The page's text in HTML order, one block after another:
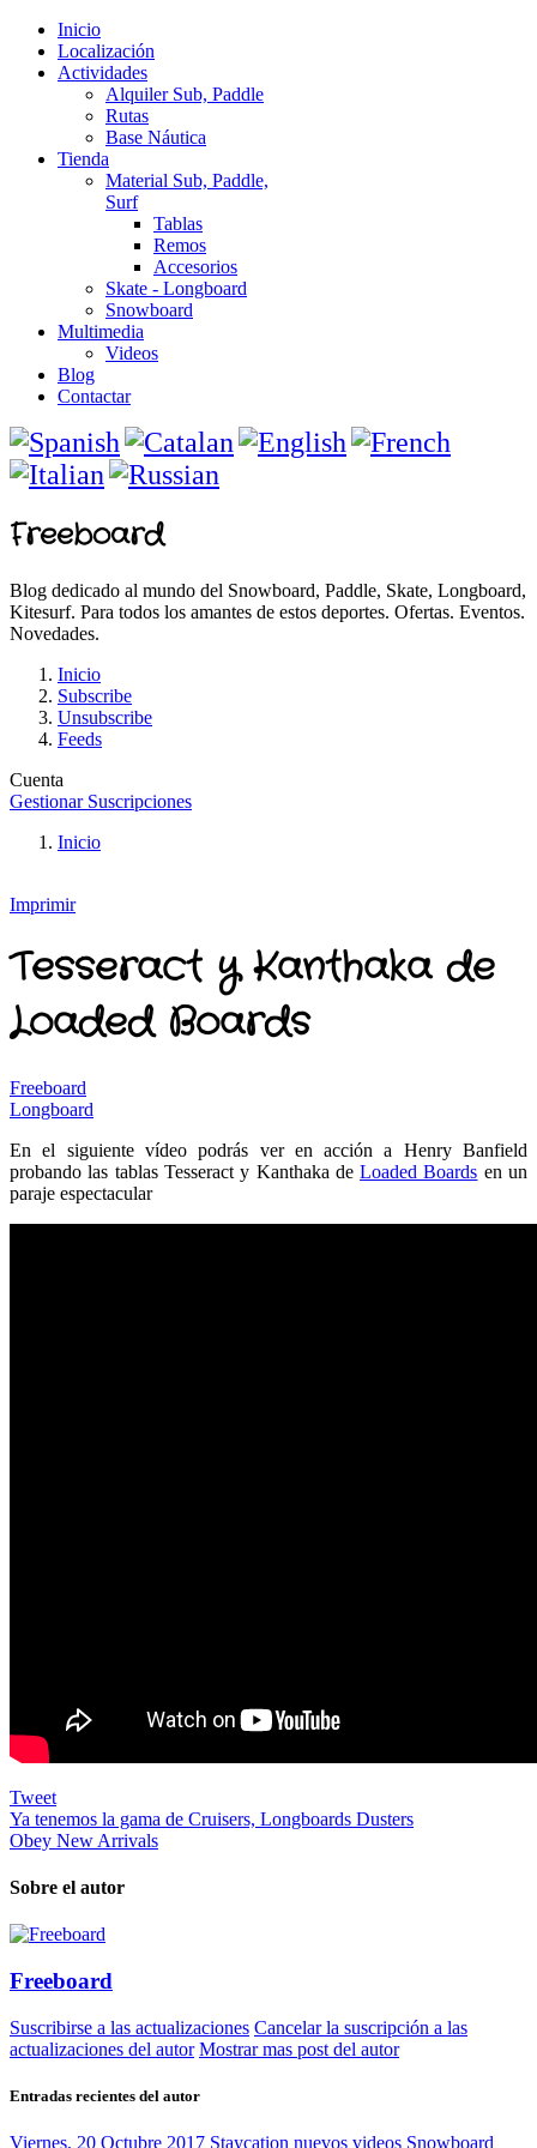
Inicio
Localización
Actividades
Alquiler Sub, Paddle
Rutas
Base Náutica
Tienda
Material Sub, Paddle,
Surf
Tablas
Remos
Accesorios
Skate - Longboard
Snowboard
Multimedia
Videos
Blog
Contactar
Freeboard
Blog dedicado al mundo del Snowboard, Paddle, Skate, Longboard,
Kitesurf. Para todos los amantes de estos deportes. Ofertas. Eventos.
Novedades.
Inicio
Subscribe
Unsubscribe
Feeds
Cuenta
Gestionar Suscripciones
Inicio
Imprimir
Tesseract y Kanthaka de
Loaded Boards
Freeboard
Longboard
En el siguiente vídeo podrás ver en acción a Henry Banfield
probando las tablas Tesseract y Kanthaka deLoaded Boards en un
paraje espectacular
Tweet
Ya tenemos la gama de Cruisers, Longboards Dusters
Obey New Arrivals
Sobre el autor
Freeboard
Suscribirse a las actualizaciones Cancelar la suscripción a las
actualizaciones del autor Mostrar mas post del autor
Entradas recientes del autor
Viernes, 20 Octubre 2017 Staycation nuevos videos Snowboard